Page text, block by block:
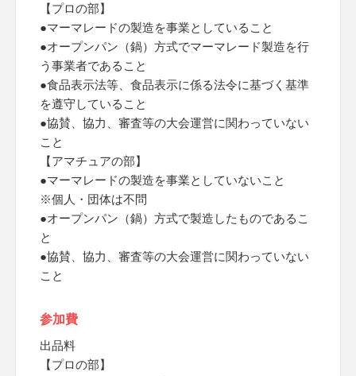
【プロの部】
●マーマレードの製造を事業としていること
●オープンパン（鍋）方式でマーマレード製造を行
う事業者であること
●食品表示法等、食品表示に係る法令に基づく基準
を遵守していること
●協賛、協力、審査等の大会運営に関わっていない
こと
【アマチュアの部】
●マーマレードの製造を事業としていないこと
※個人・団体は不問
●オープンパン（鍋）方式で製造したものであるこ
と
●協賛、協力、審査等の大会運営に関わっていない
こと
参加費
出品料
【プロの部】